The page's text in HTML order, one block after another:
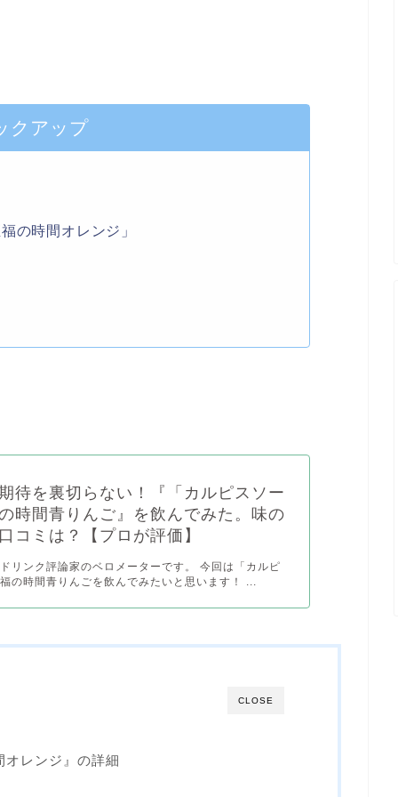
クアップ
の時間オレンジ」
期待を裏切らない！『「カルピスソー
時間青りんご』を飲んでみた。味の
コミは？【プロが評価】
リンク評論家のベロメーターです。 今回は「カルピ
の時間青りんごを飲んでみたいと思います！ ...
CLOSE
オレンジ』の詳細